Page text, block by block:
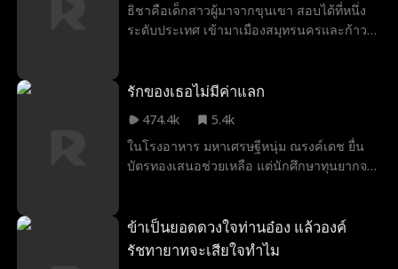
ธิชาคือเด็กสาวผู้มาจากขุนเขา สอบได้ที่หนึ่ง
ระดับประเทศ เข้ามาเมืองสมุทรนครและก้าว
ทำลายทุกอย่างของเธอลง การล่วงละเมิดในที่
เองจู่ๆ ภาณุวัตรก็ปรากฏตัวขึ้นมา ผู้มีอำนาจ
กลับยอมก้มหัวให้ความรัก เขาบอกว่า ให้ผม
เป็นบันไดให้คุณ จงใช้ทุกอย่างที่ผมมี แล้วไต่ขึ้น
รักของเธอไม่มีค่าแลก
474.4k
5.4k
ในโรงอาหาร มหาเศรษฐีหนุ่ม ณรงค์เดช ยื่น
บัตรทองเสนอช่วยเหลือ แต่นักศึกษาทุนยากจน
ฉัน ผู้จนกว่าเธอ รีบก้มเก็บ แล้วยื่นคืนให้เขา
อย่างนอบน้อม แววตาของณรงค์เดชไหววูบ
ข้าเป็นยอดดวงใจท่านอ๋อง แล้วองค์
รัชทายาทจะเสียใจทำไม